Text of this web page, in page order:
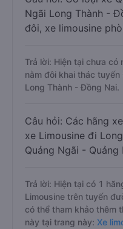
Ngãi Long Thành -
đôi, xe limousine
Trả lời: Hiện tại chưa có
nằm đôi khai thác
Long Thành - Đồng Nai.
Câu hỏi: Các hãng
xe Limousine đi
Quảng Ngãi - Quảng
Trả lời: Hiện tại có 1
Limousine trên tuyến
có thể tham khảo thêm
này tại trang này: Xe